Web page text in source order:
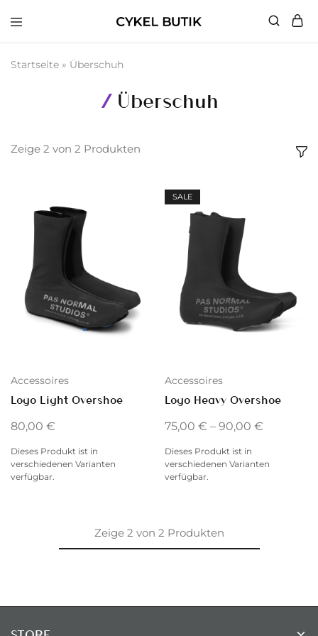
Butik
Startseite » Überschuh
Überschuh
Zeige 2 von 2 Produkten
Accessoires
Logo Light Overshoe
80,00 €
Dieses Produkt ist in
verschiedenen Varianten
verfügbar.
SALE
Accessoires
Logo Heavy Overshoe
75,00 € – 90,00 €
Dieses Produkt ist in
verschiedenen Varianten
verfügbar.
Zeige2 von 2 Produkten